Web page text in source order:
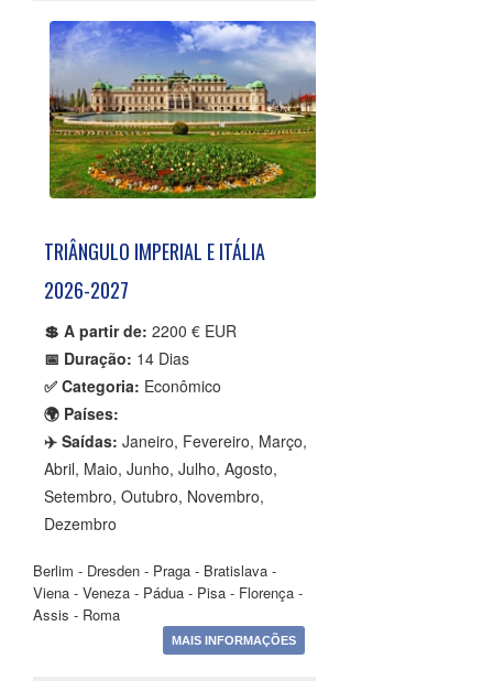
TRIÂNGULO IMPERIAL E ITÁLIA
2026-2027
💲 A partir de: 2200 € EUR
📅 Duração: 14 Dias
✅ Categoria: Econômico
🌍 Países:
✈️ Saídas: Janeiro, Fevereiro, Março,
Abril, Maio, Junho, Julho, Agosto,
Setembro, Outubro, Novembro,
Dezembro
Berlim - Dresden - Praga - Bratislava -
Viena - Veneza - Pádua - Pisa - Florença -
Assis - Roma
MAIS INFORMAÇÕES